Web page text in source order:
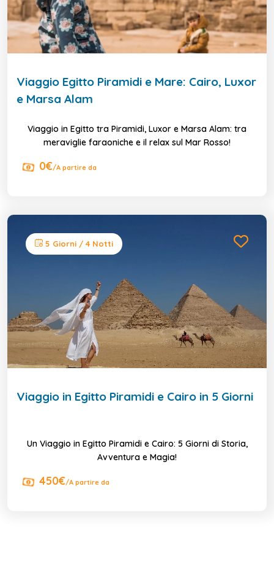
Viaggio Egitto Piramidi e Mare: Cairo, Luxor
e Marsa Alam
Viaggio in Egitto tra Piramidi, Luxor e Marsa Alam: tra
meraviglie faraoniche e il relax sul Mar Rosso!
0€/A partire da
5 Giorni / 4 Notti
Viaggio in Egitto Piramidi e Cairo in 5 Giorni
Un Viaggio in Egitto Piramidi e Cairo: 5 Giorni di Storia,
Avventura e Magia!
450€/A partire da